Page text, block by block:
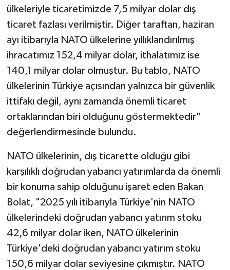
ülkeleriyle ticaretimizde 7,5 milyar dolar dış
ticaret fazlası verilmiştir. Diğer taraftan, haziran
ayı itibarıyla NATO ülkelerine yıllıklandırılmış
ihracatımız 152,4 milyar dolar, ithalatımız ise
140,1 milyar dolar olmuştur. Bu tablo, NATO
ülkelerinin Türkiye açısından yalnızca bir güvenlik
ittifakı değil, aynı zamanda önemli ticaret
ortaklarından biri olduğunu göstermektedir"
değerlendirmesinde bulundu.
NATO ülkelerinin, dış ticarette olduğu gibi
karşılıklı doğrudan yabancı yatırımlarda da önemli
bir konuma sahip olduğunu işaret eden Bakan
Bolat, "2025 yılı itibarıyla Türkiye'nin NATO
ülkelerindeki doğrudan yabancı yatırım stoku
42,6 milyar dolar iken, NATO ülkelerinin
Türkiye'deki doğrudan yabancı yatırım stoku
150,6 milyar dolar seviyesine çıkmıştır. NATO